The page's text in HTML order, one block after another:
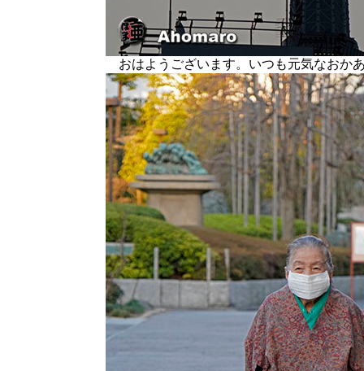
おはようございます。いつも元気なお